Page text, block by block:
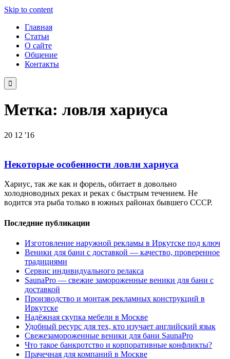
Skip to content
Главная
Статьи
О сайте
Общение
Контакты

Метка: ловля хариуса
20 12 '16
Некоторые особенности ловли хариуса
Хариус, так же как и форель, обитает в довольно
холодноводных реках и реках с быстрым течением. Не
водится эта рыба только в южных районах бывшего СССР.
Последние публикации
Изготовление наружной рекламы в Иркутске под ключ
Веники для бани с доставкой — качество, проверенное
традициями
Сервис индивидуального релакса
SaunaPro — свежие замороженные веники для бани с
доставкой
Производство и монтаж рекламных конструкций в
Иркутске
Надёжная скупка мебели в Москве
Удобный ресурс для тех, кто изучает английский язык
Свежезамороженные веники для бани SaunaPro
Что такое банкротство и корпоративные конфликты?
Прачечная для компаний в Москве